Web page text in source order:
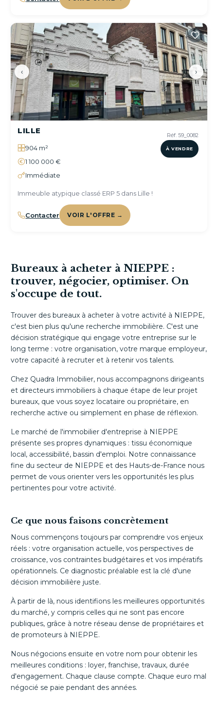
‹ ›
Réf. 59_0082
À VENDRE
LILLE
904 m²
1 100 000 €
Immédiate
Immeuble atypique classé ERP 5 dans Lille !
Contacter VOIR L'OFFRE →
Bureaux à acheter à NIEPPE :
trouver, négocier, optimiser. On
s'occupe de tout.
Trouver des bureaux à acheter à votre activité à NIEPPE,
c'est bien plus qu'une recherche immobilière. C'est une
décision stratégique qui engage votre entreprise sur le
long terme : votre organisation, votre marque employeur,
votre capacité à recruter et à retenir vos talents.
Chez Quadra Immobilier, nous accompagnons dirigeants
et directeurs immobiliers à chaque étape de leur projet
bureaux, que vous soyez locataire ou propriétaire, en
recherche active ou simplement en phase de réflexion.
Le marché de l'immobilier d'entreprise à NIEPPE
présente ses propres dynamiques : tissu économique
local, accessibilité, bassin d'emploi. Notre connaissance
fine du secteur de NIEPPE et des Hauts-de-France nous
permet de vous orienter vers les opportunités les plus
pertinentes pour votre activité.
Ce que nous faisons concrètement
Nous commençons toujours par comprendre vos enjeux
réels : votre organisation actuelle, vos perspectives de
croissance, vos contraintes budgétaires et vos impératifs
opérationnels. Ce diagnostic préalable est la clé d'une
décision immobilière juste.
À partir de là, nous identifions les meilleures opportunités
du marché, y compris celles qui ne sont pas encore
publiques, grâce à notre réseau dense de propriétaires et
de promoteurs à NIEPPE.
Nous négocions ensuite en votre nom pour obtenir les
meilleures conditions : loyer, franchise, travaux, durée
d'engagement. Chaque clause compte. Chaque euro mal
négocié se paie pendant des années.